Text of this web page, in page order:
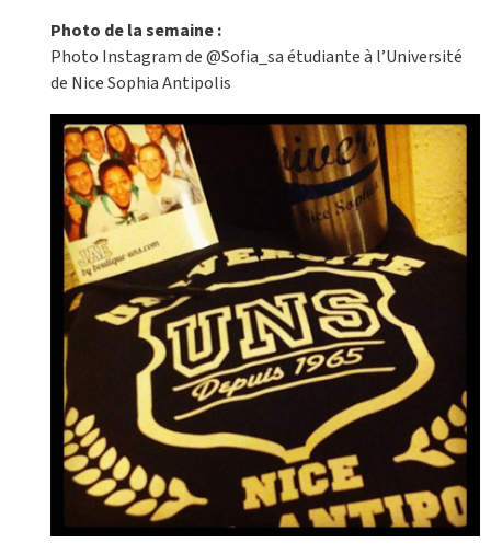
Photo de la semaine :
Photo Instagram de @Sofia_sa étudiante à l’Université
de Nice Sophia Antipolis